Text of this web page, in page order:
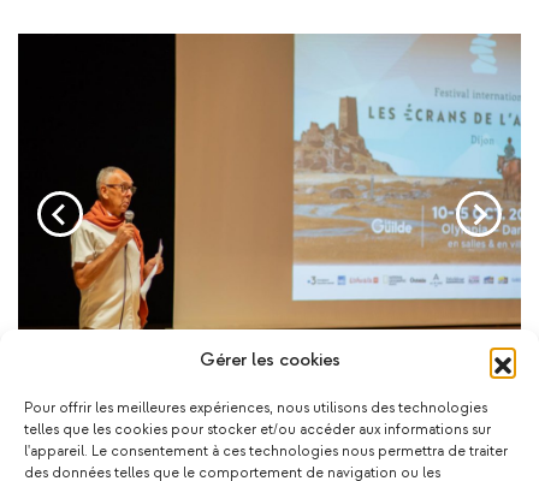
Gérer les cookies
Pour offrir les meilleures expériences, nous utilisons des technologies
telles que les cookies pour stocker et/ou accéder aux informations sur
l'appareil. Le consentement à ces technologies nous permettra de traiter
des données telles que le comportement de navigation ou les